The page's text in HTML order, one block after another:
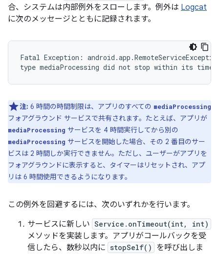
合、システムは内部例外をスローします。例外は Logcat
に次のメッセージとともに記録されます。
Fatal Exception:
注: 6 時間の時間制限は、アプリのすべての mediaProcessing
フォアグラウンド サービスで共有されます。たとえば、アプリが
mediaProcessing サービスを 4 時間実行してから別の
mediaProcessing サービスを開始した場合、その 2 番目のサー
ビスは 2 時間しか実行できません。ただし、ユーザーがアプリを
フォアグラウンドに表示すると、タイマーはリセットされ、アプ
リは 6 時間使用できるようになります。
この例外を回避するには、次のいずれかを行います。
サービスに新しい Service.onTimeout(int, int)
メソッドを実装します。アプリがコールバックを受
信したら、数秒以内に stopSelf()
を呼び出しま